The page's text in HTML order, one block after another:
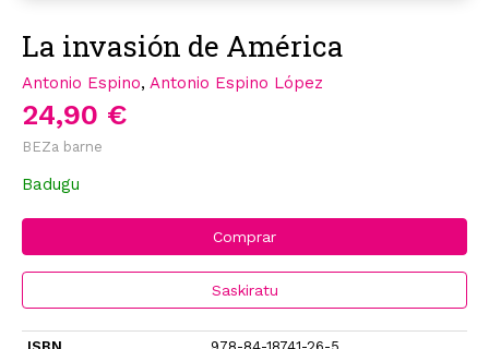
La invasión de América
Antonio Espino, Antonio Espino López
24,90 €
BEZa barne
Badugu
Comprar
Saskiratu